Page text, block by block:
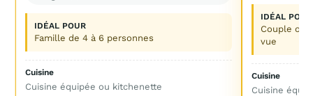
IDÉAL POUR
Famille de 4 à 6 personnes
Cuisine
Cuisine équipée ou kitchenette
IDÉAL POUR
Couple ou
vue
Cuisine
Cuisine